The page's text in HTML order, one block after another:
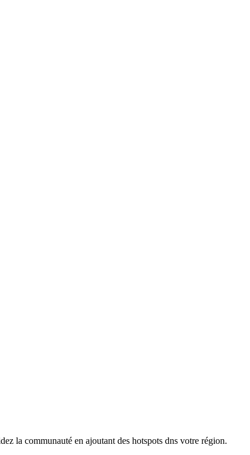
la communauté en ajoutant des hotspots dns votre région.